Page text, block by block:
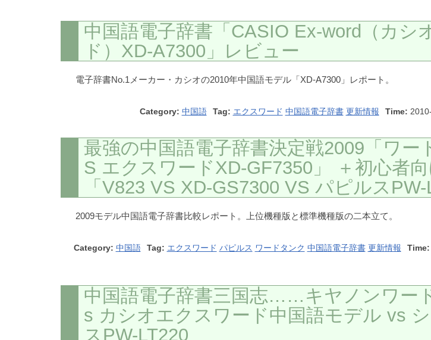
中国語電子辞書「CASIO Ex-word（カシ
ド）XD-A7300」レビュー
電子辞書No.1メーカー・カシオの2010年中国語モデル「XD-A7300」レポート。
Category: 中国語 Tag: エクスワード 中国語電子辞書 更新情報 Time:
最強の中国語電子辞書決定戦2009「ワー
S エクスワードXD-GF7350」 ＋初心者
「V823 VS XD-GS7300 VS パピルスPW-
2009モデル中国語電子辞書比較レポート。上位機種版と標準機種版の二本立て。
Category: 中国語 Tag: エクスワード パピルス ワードタンク 中国語電子辞書 更新情報 Time:
中国語電子辞書三国志……キヤノンワー
s カシオエクスワード中国語モデル vs
スPW-LT220